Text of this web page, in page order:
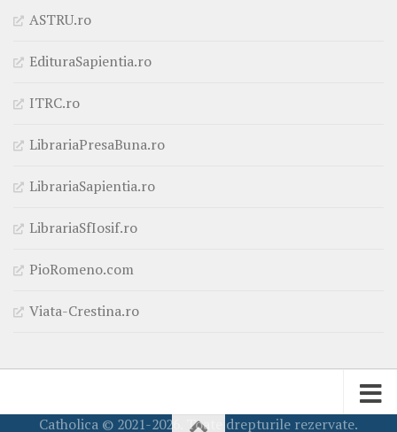
ASTRU.ro
EdituraSapientia.ro
ITRC.ro
LibrariaPresaBuna.ro
LibrariaSapientia.ro
LibrariaSfIosif.ro
PioRomeno.com
Viata-Crestina.ro
Catholica © 2021-2026. Toate drepturile rezervate.